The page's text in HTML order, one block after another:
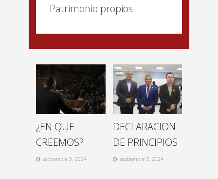
Patrimonio propios.
¿EN QUE
CREEMOS?
septiembre 3, 2024
DECLARACION
DE PRINCIPIOS
septiembre 3, 2024